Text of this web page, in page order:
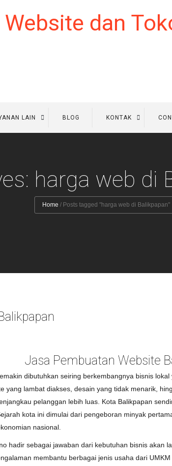
LAIN BLOG KONTAK
harga web di
Home / Posts tagged "harga web di Balikpapan"
Jasa Pembuatan Website
dibutuhkan seiring berkembangnya bisnis
yang lambat diakses, desain yang tidak menarik,
pelanggan lebih luas. Kota Balikpapan
kota ini dimulai dari pengeboran minyak
nasional.
hadir sebagai jawaban dari kebutuhan bisnis akan
membantu berbagai jenis usaha dari